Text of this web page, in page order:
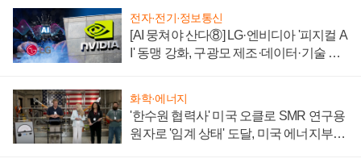
전자·전기·정보통신
[AI 뭉쳐야 산다⑧] LG·엔비디아 '피지컬 A
I' 동맹 강화, 구광모 제조·데이터·기술 결
화학·에너지
'한수원 협력사' 미국 오클로 SMR 연구용
원자로 '임계 상태' 도달, 미국 에너지부